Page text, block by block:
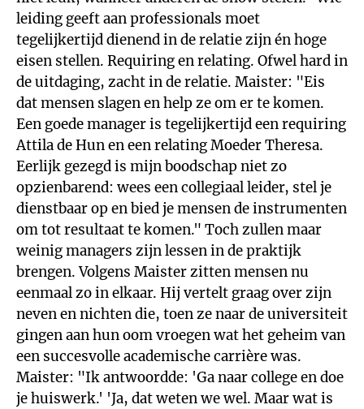
leiding geeft aan professionals moet
tegelijkertijd dienend in de relatie zijn én hoge
eisen stellen. Requiring en relating. Ofwel hard in
de uitdaging, zacht in de relatie. Maister: "Eis
dat mensen slagen en help ze om er te komen.
Een goede manager is tegelijkertijd een requiring
Attila de Hun en een relating Moeder Theresa.
Eerlijk gezegd is mijn boodschap niet zo
opzienbarend: wees een collegiaal leider, stel je
dienstbaar op en bied je mensen de instrumenten
om tot resultaat te komen." Toch zullen maar
weinig managers zijn lessen in de praktijk
brengen. Volgens Maister zitten mensen nu
eenmaal zo in elkaar. Hij vertelt graag over zijn
neven en nichten die, toen ze naar de universiteit
gingen aan hun oom vroegen wat het geheim van
een succesvolle academische carrière was.
Maister: "Ik antwoordde: 'Ga naar college en doe
je huiswerk.' 'Ja, dat weten we wel. Maar wat is